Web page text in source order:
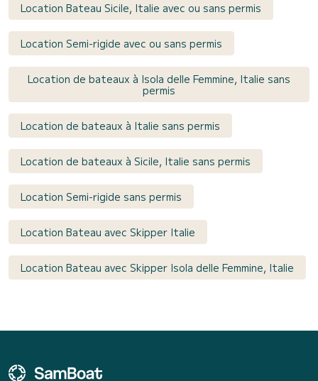
Location Bateau Sicile, Italie avec ou sans permis
Location Semi-rigide avec ou sans permis
Location de bateaux à Isola delle Femmine, Italie sans
permis
Location de bateaux à Italie sans permis
Location de bateaux à Sicile, Italie sans permis
Location Semi-rigide sans permis
Location Bateau avec Skipper Italie
Location Bateau avec Skipper Isola delle Femmine, Italie